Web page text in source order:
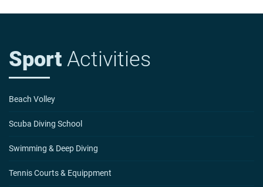
Sport Activities
Beach Volley
Scuba Diving School
Swimming & Deep Diving
Tennis Courts & Equippment